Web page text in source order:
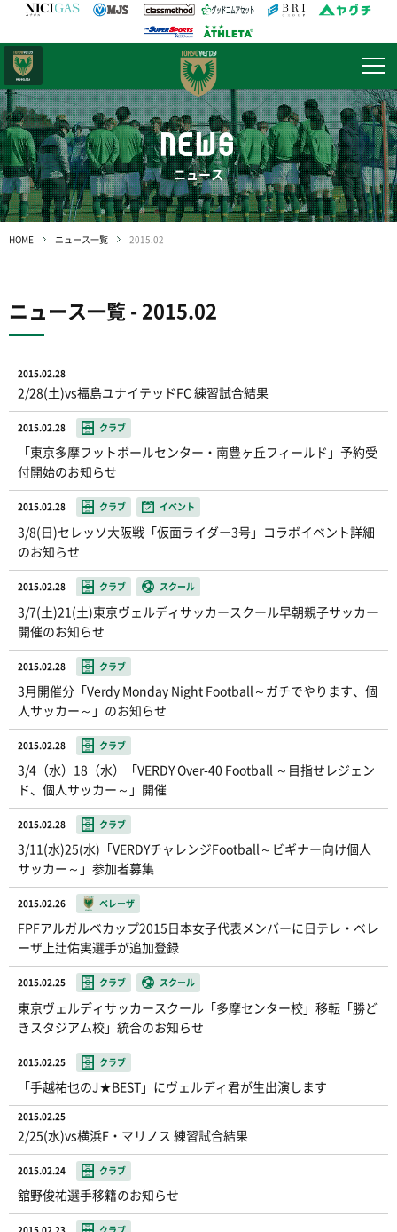
NEWS
ニュース
HOME ニュース一覧 2015.02
ニュース一覧 - 2015.02
2015.02.28
2/28(土)vs福島ユナイテッドFC 練習試合結果
2015.02.28 クラブ
「東京多摩フットボールセンター・南豊ヶ丘フィールド」予約受
付開始のお知らせ
2015.02.28 クラブ イベント
3/8(日)セレッソ大阪戦「仮面ライダー3号」コラボイベント詳細
のお知らせ
2015.02.28 クラブ スクール
3/7(土)21(土)東京ヴェルディサッカースクール早朝親子サッカー
開催のお知らせ
2015.02.28 クラブ
3月開催分「Verdy Monday Night Football～ガチでやります、個
人サッカー～」のお知らせ
2015.02.28 クラブ
3/4（水）18（水）「VERDY Over-40 Football ～目指せレジェン
ド、個人サッカー～」開催
2015.02.28 クラブ
3/11(水)25(水)「VERDYチャレンジFootball～ビギナー向け個人
サッカー～」参加者募集
2015.02.26 ベレーザ
FPFアルガルベカップ2015日本女子代表メンバーに日テレ・ベレ
ーザ上辻佑実選手が追加登録
2015.02.25 クラブ スクール
東京ヴェルディサッカースクール「多摩センター校」移転「勝ど
きスタジアム校」統合のお知らせ
2015.02.25 クラブ
「手越祐也のJ★BEST」にヴェルディ君が生出演します
2015.02.25
2/25(水)vs横浜F・マリノス 練習試合結果
2015.02.24 クラブ
舘野俊祐選手移籍のお知らせ